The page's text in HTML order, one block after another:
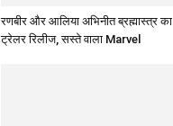
रणबीर और आलिया अभिनीत ब्रह्मास्‍त्र का
ट्रेलर रिलीज, सस्‍ते वाला Marvel